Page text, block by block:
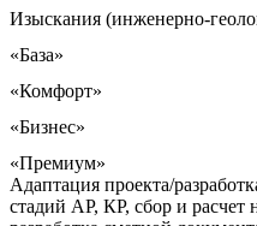
Изыскания (инженерно-
«База»
«Комфорт»
«Бизнес»
«Премиум»
Адаптация проекта/
стадий АР, КР, сбор и расчет